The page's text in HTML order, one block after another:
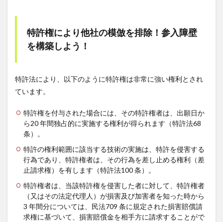
特許権により他社の模倣を排除！参入障壁
を構築しよう！
特許法により、以下のように特許権は非常に強い権利とされ
ています。
特許権を付与された場合には、その特許権者は、出願日か
ら20 年間独占的に実施する権利が得られます（特許法68
条）。
特許の権利範囲に該当する技術の実施は、特許を侵害する
行為であり、特許権者は、その行為を差し止める権利（差
止請求権）を有します（特許法100 条）。
特許権者は、当該特許権を侵害した者に対して、特許権者
（又はその法定代理人）が損害及び加害者を知った時から
3 年間分については、民法709 条に規定された損害賠償請
求権に基づいて、損害賠償金を相手方に請求することがで